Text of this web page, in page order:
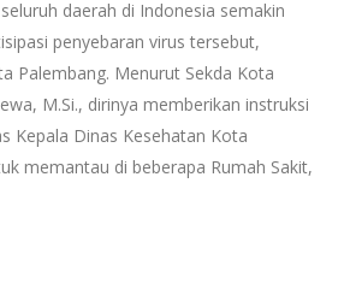
daerah di Indonesia semakin
penyebaran virus tersebut,
Palembang. Menurut Sekda Kota
M.Si., dirinya memberikan instruksi
Kepala Dinas Kesehatan Kota
memantau di beberapa Rumah Sakit,